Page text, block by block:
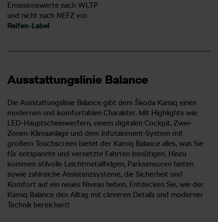
Emissionswerte nach WLTP
und nicht nach NEFZ vor.
Reifen-Label
Ausstattungslinie Balance
Die Ausstattungslinie Balance gibt dem Škoda Kamiq einen
modernen und komfortablen Charakter. Mit Highlights wie
LED-Hauptscheinwerfern, einem digitalen Cockpit, Zwei-
Zonen-Klimaanlage und dem Infotainment-System mit
großem Touchscreen bietet der Kamiq Balance alles, was Sie
für entspannte und vernetzte Fahrten benötigen. Hinzu
kommen stilvolle Leichtmetallfelgen, Parksensoren hinten
sowie zahlreiche Assistenzsysteme, die Sicherheit und
Komfort auf ein neues Niveau heben. Entdecken Sie, wie der
Kamiq Balance den Alltag mit cleveren Details und moderner
Technik bereichert!